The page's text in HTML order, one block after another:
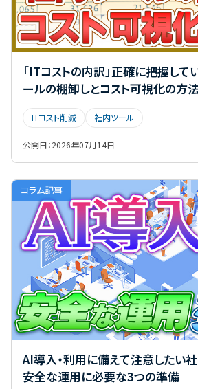
「ITコストの内訳」正確に把握して
ールの棚卸しとコスト可視化の方
ITコスト削減 社内ツール
公開日：2026年07月14日
コラム記事
AI導入・利用に備えて注意したい
安全な運用に必要な3つの準備